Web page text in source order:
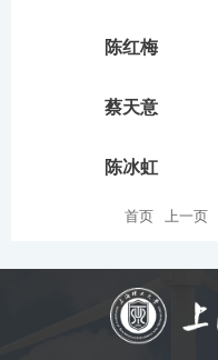
陈红梅
蔡天意
陈冰虹
首页 上一页